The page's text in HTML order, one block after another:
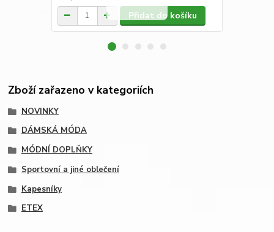
Přidat do košíku
Zboží zařazeno v kategoriích
NOVINKY
DÁMSKÁ MÓDA
MÓDNÍ DOPLŇKY
Sportovní a jiné oblečení
Kapesníky
ETEX